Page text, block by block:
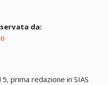
da:
prima redazione in SIAS